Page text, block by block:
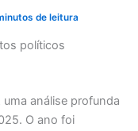
de leitura
políticos
análise profunda
O ano foi